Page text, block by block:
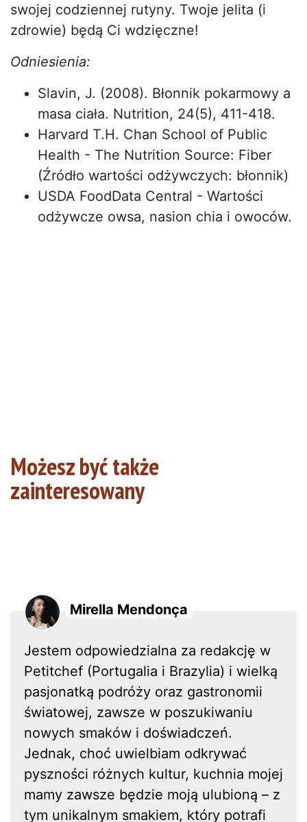
swojej codziennej rutyny. Twoje jelita (i
zdrowie) będą Ci wdzięczne!
Odniesienia:
Slavin, J. (2008). Błonnik pokarmowy a
masa ciała. Nutrition, 24(5), 411-418.
Harvard T.H. Chan School of Public
Health - The Nutrition Source: Fiber
(Źródło wartości odżywczych: błonnik)
USDA FoodData Central - Wartości
odżywcze owsa, nasion chia i owoców.
Możesz być także
zainteresowany
Mirella Mendonça
Jestem odpowiedzialna za redakcję w
Petitchef (Portugalia i Brazylia) i wielką
pasjonatką podróży oraz gastronomii
światowej, zawsze w poszukiwaniu
nowych smaków i doświadczeń.
Jednak, choć uwielbiam odkrywać
pyszności różnych kultur, kuchnia mojej
mamy zawsze będzie moją ulubioną – z
tym unikalnym smakiem, który potrafi